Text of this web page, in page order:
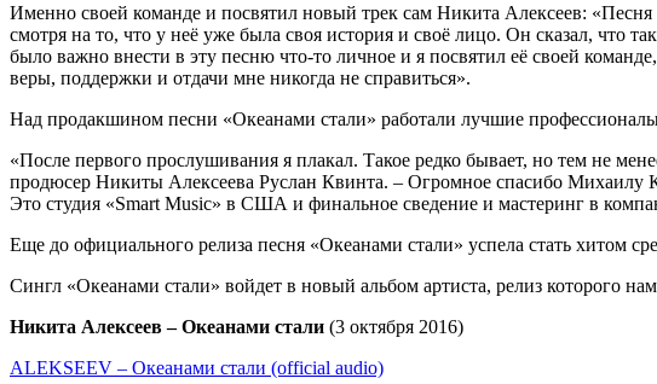
Именно своей команде и посвятил новый трек сам Никита Алексеев:
смотря на то, что у неё уже была своя история и своё лицо. Он сказал, что
было важно внести в эту песню что-то личное и я посвятил её своей
веры, поддержки и отдачи мне никогда не справиться».
Над продакшином песни «Океанами стали» работали лучшие
«После первого прослушивания я плакал. Такое редко бывает, но тем не
продюсер Никиты Алексеева Руслан Квинта. – Огромное спасибо Михаилу
Это студия «Smart Music» в США и финальное сведение и мастеринг в
Еще до официального релиза песня «Океанами стали» успела стать хитом
Сингл «Океанами стали» войдет в новый альбом артиста, релиз которого
Никита Алексеев – Океанами стали (3 октября 2016)
ALEKSEEV – Океанами стали (official audio)